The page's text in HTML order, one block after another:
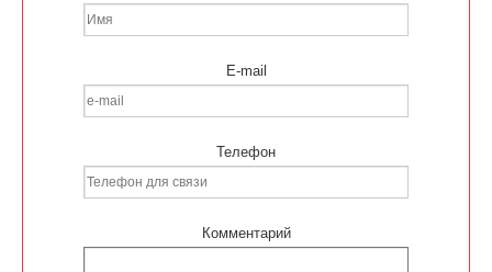
E-mail
Телефон
Комментарий